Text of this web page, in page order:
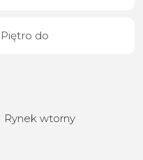
Rynek wtorny